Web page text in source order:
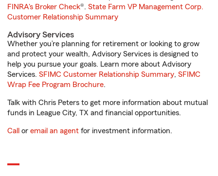
FINRA's Broker Check®. State Farm VP Management Corp.
Customer Relationship Summary
Advisory Services
Whether you’re planning for retirement or looking to grow
and protect your wealth, Advisory Services is designed to
help you pursue your goals. Learn more about Advisory
Services. SFIMC Customer Relationship Summary, SFIMC
Wrap Fee Program Brochure.
Talk with Chris Peters to get more information about mutual
funds in League City, TX and financial opportunities.
Call or email an agent for investment information.